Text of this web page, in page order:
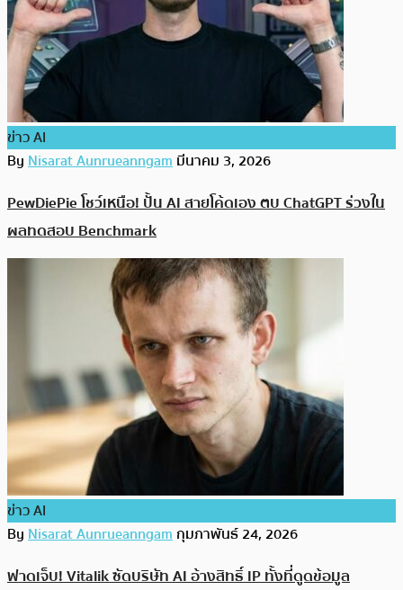
ข่าว AI
ByNisarat Aunrueanngamมีนาคม 3, 2026
PewDiePie โชว์เหนือ! ปั้น AI สายโค้ดเอง ตบ ChatGPT ร่วงใน
ผลทดสอบ Benchmark
ข่าว AI
ByNisarat Aunrueanngamกุมภาพันธ์ 24, 2026
ฟาดเจ็บ! Vitalik ซัดบริษัท AI อ้างสิทธิ์ IP ทั้งที่ดูดข้อมูล